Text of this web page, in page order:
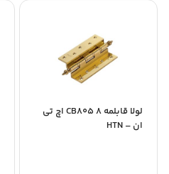
لولا قابلمه 8 CB805 اچ تی
ان – HTN